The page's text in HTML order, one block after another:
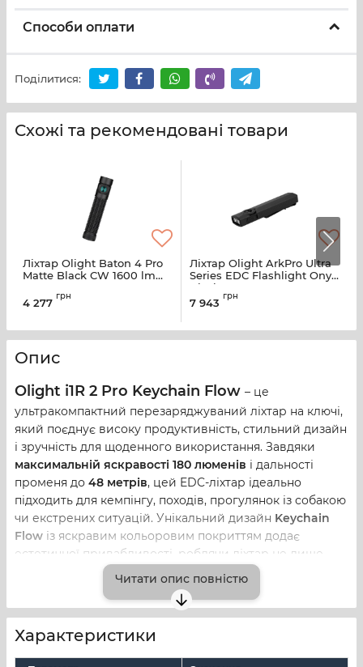
Способи оплати
Поділитися:
Схожі та рекомендовані товари
Ліхтар Olight Baton 4 Pro
Matte Black CW 1600 lm
4 277
грн
Ліхтар Olight ArkPro Ultra
Series EDC Flashlight Onyx
Black CW
7 943
грн
Опис
Olight i1R 2 Pro Keychain Flow – це
ультракомпактний перезаряджуваний ліхтар на ключі,
який поєднує високу продуктивність, стильний дизайн
і зручність для щоденного використання. Завдяки
максимальній яскравості 180 люменів і дальності
променя до 48 метрів, цей EDC-ліхтар ідеально
підходить для кемпінгу, походів, прогулянок із собакою
чи екстрених ситуацій. Унікальний дизайн Keychain
Flow із яскравим кольоровим покриттям додає
естетичної привабливості, роблячи ліхтар не лише
практичним, але й стильним аксесуаром для ваших
корпусі
Читати опис повністю
Характеристики